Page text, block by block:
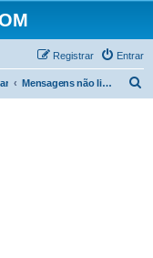
Entrar
Registrar
Mensagens não lidas